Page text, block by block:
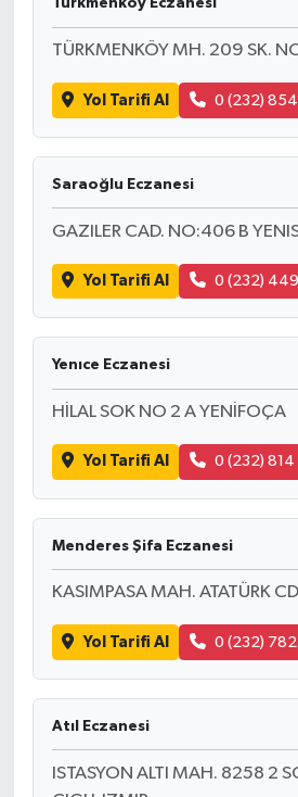
Türkmenköy Eczanesi
TÜRKMENKÖY MH. 209 SK.
Yol Tarifi Al 0 (232)
Saraoğlu Eczanesi
GAZILER CAD. NO:406 B
Yol Tarifi Al 0 (232)
Yenıce Eczanesi
HİLAL SOK NO 2 A YENİFOÇA
Yol Tarifi Al 0 (232) 814
Menderes Şifa Eczanesi
KASIMPASA MAH. ATATÜRK
Yol Tarifi Al 0 (232) 782
Atıl Eczanesi
ISTASYON ALTI MAH. 8258 2